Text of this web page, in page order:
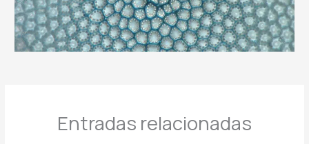
Entradas relacionadas